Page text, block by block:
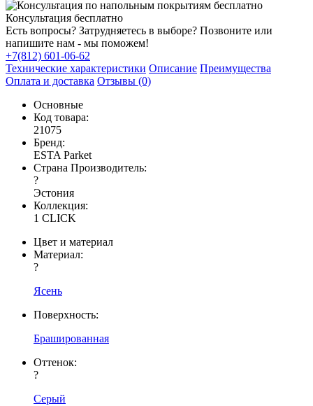
Консультация бесплатно
Есть вопросы? Затрудняетесь в выборе? Позвоните или
напишите нам - мы поможем!
+7(812) 601-06-62
Технические характеристики Описание Преимущества
Оплата и доставка Отзывы (0)
Основные
Код товара:
21075
Бренд:
ESTA Parket
Страна Производитель:
?
Эстония
Коллекция:
1 CLICK
Цвет и материал
Материал:
?
Ясень
Поверхность:
Брашированная
Оттенок:
?
Серый